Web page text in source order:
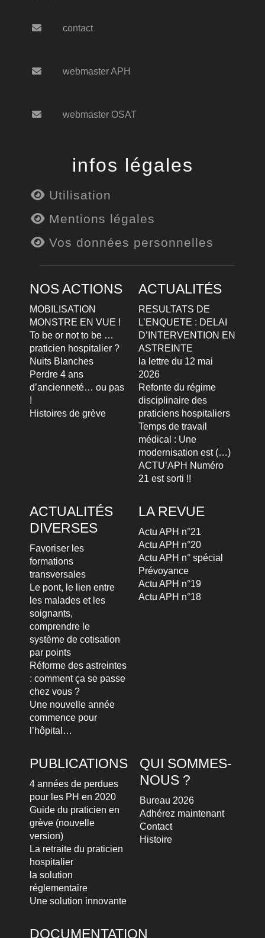
contact
webmaster APH
webmaster OSAT
infos légales
Utilisation
Mentions légales
Vos données personnelles
NOS ACTIONS
MOBILISATION
MONSTRE EN VUE !
To be or not to be …
praticien hospitalier ?
Nuits Blanches
Perdre 4 ans
d’ancienneté… ou pas
!
Histoires de grève
ACTUALITÉS
RESULTATS DE
L’ENQUETE : DELAI
D’INTERVENTION EN
ASTREINTE
la lettre du 12 mai
2026
Refonte du régime
disciplinaire des
praticiens hospitaliers
Temps de travail
médical : Une
modernisation est (…)
ACTU’APH Numéro
21 est sorti !!
ACTUALITÉS
DIVERSES
Favoriser les
formations
transversales
Le pont, le lien entre
les malades et les
soignants,
comprendre le
système de cotisation
par points
Réforme des astreintes
: comment ça se passe
chez vous ?
Une nouvelle année
commence pour
l’hôpital…
LA REVUE
Actu APH n°21
Actu APH n°20
Actu APH n° spécial
Prévoyance
Actu APH n°19
Actu APH n°18
PUBLICATIONS
4 années de perdues
pour les PH en 2020
Guide du praticien en
grève (nouvelle
version)
La retraite du praticien
hospitalier
la solution
réglementaire
Une solution innovante
QUI SOMMES-
NOUS ?
Bureau 2026
Adhérez maintenant
Contact
Histoire
DOCUMENTATION